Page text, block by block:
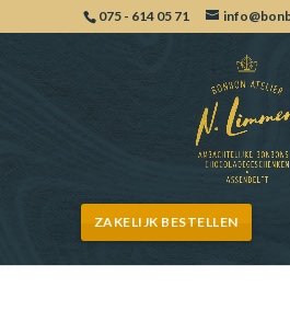
075 - 614 05 71
ZAKELIJK BESTELLEN